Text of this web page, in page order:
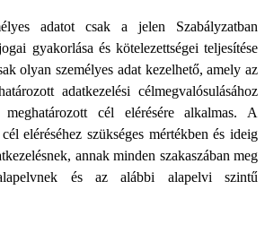
adatot csak a jelen Szabályzatban
gyakorlása és kötelezettségei teljesítése
olyan személyes adat kezelhető, amely az
adatkezelési célmegvalósulásához
cél elérésére alkalmas. A
eléréséhez szükséges mértékben és ideig
annak minden szakaszában meg
és az alábbi alapelvi szintű